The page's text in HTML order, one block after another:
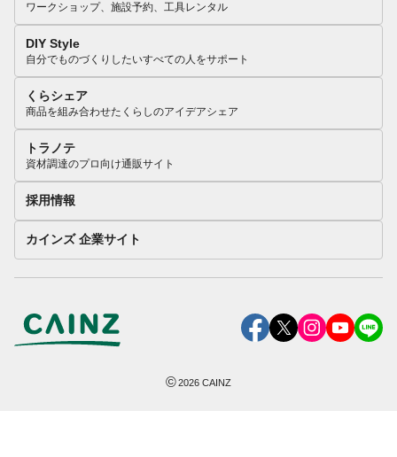
ワークショップ、施設予約、工具レンタル
DIY Style
自分でものづくりしたいすべての人をサポート
くらシェア
商品を組み合わせたくらしのアイデアシェア
トラノテ
資材調達のプロ向け通販サイト
採用情報
カインズ 企業サイト
©2026 CAINZ